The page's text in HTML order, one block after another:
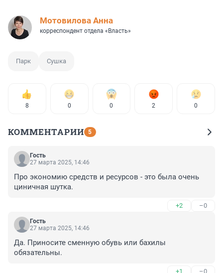
Мотовилова Анна
корреспондент отдела «Власть»
Парк Сушка
8 0 0 2 0
КОММЕНТАРИИ 5
Гость
27 марта 2025, 14:46
Про экономию средств и ресурсов - это была очень
циничная шутка.
+2 –0
Гость
27 марта 2025, 14:46
Да. Приносите сменную обувь или бахилы
обязательны.
+1 –0